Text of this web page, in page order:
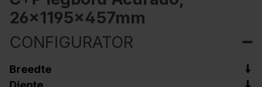
26x1195x457mm
CONFIGURATOR
Breedte